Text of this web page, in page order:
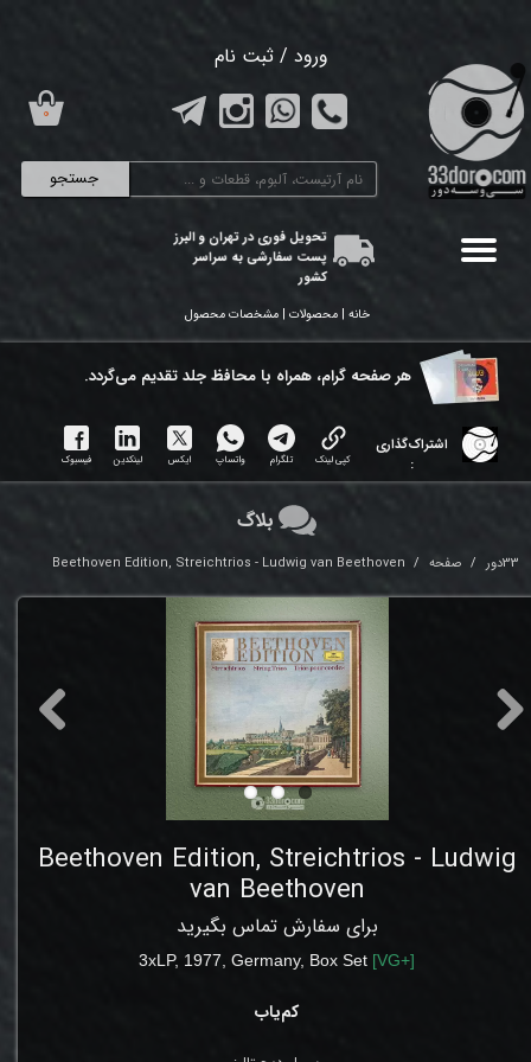
جستجو
ورود / ثبت نام
تغییر گذر واژه
سفارشات
تحویل فوری در تهران و البرز
پست سفارشی به سراسر
کشور
۰
خانه | محصولات | مشخصات محصول
هر ​صفحه گرام، همراه با محافظ جلد تقدیم می‌گردد.
اشتراک‌گذاری
:
کپی لینک تلگرام واتساپ ایکس لینکدین فیسبوک
33دور صفحه Beethoven Edition, Streichtrios - Ludwig van Beethoven
Beethoven Edition, Streichtrios - Ludwig
van Beethoven
برای سفارش تماس بگیرید
3xLP, 1977, Germany, Box Set [VG+]
کم‌یاب
بلاگ